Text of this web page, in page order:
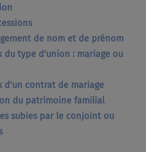
de nom et de prénom
du type d'union : mariage ou
d'un contrat de mariage
du patrimoine familial
subies par le conjoint ou